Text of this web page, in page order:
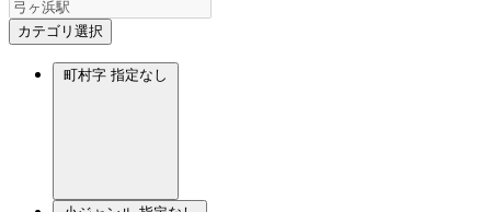
カテゴリ選択
町村字 指定なし